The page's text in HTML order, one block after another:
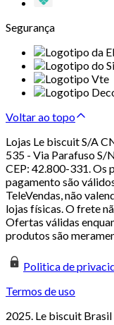
Segurança
Voltar ao topo
Lojas Le biscuit S/A
535 - Via Parafuso S/
CEP: 42.800-331. Os
pagamento são
TeleVendas, não
lojas físicas. O frete
Ofertas válidas
produtos são
Politica de
Termos de uso
2025. Le biscuit